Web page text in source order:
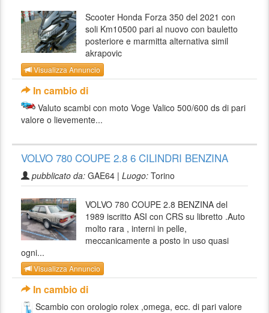
Scooter Honda Forza 350 del 2021 con
soli Km10500 pari al nuovo con bauletto
posteriore e marmitta alternativa simil
akrapovic
Visualizza Annuncio
In cambio di
Valuto scambi con moto Voge Valico 500/600 ds di pari
valore o lievemente...
VOLVO 780 COUPE 2.8 6 CILINDRI BENZINA
pubblicato da: GAE64 | Luogo: Torino
VOLVO 780 COUPE 2.8 BENZINA del
1989 iscritto ASI con CRS su libretto .Auto
molto rara , interni in pelle,
meccanicamente a posto in uso quasi
ogni...
Visualizza Annuncio
In cambio di
Scambio con orologio rolex ,omega, ecc. di pari valore